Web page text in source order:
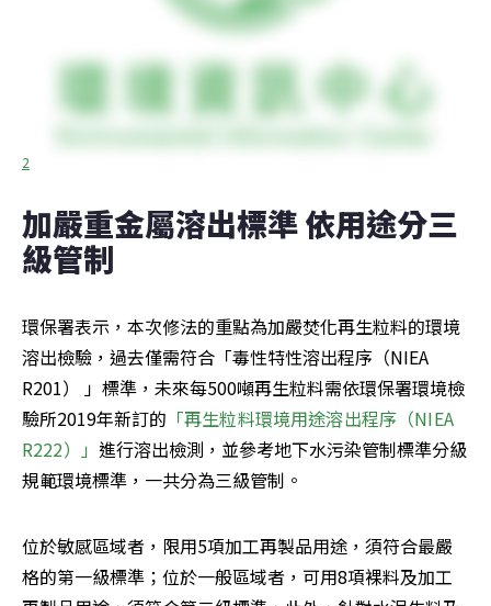
2
加嚴重金屬溶出標準 依用途分三
級管制
環保署表示，本次修法的重點為加嚴焚化再生粒料的環境
溶出檢驗，過去僅需符合「毒性特性溶出程序（NIEA
R201） 」標準，未來每500噸再生粒料需依環保署環境檢
驗所2019年新訂的 「再生粒料環境用途溶出程序（NIEA
R222）」 進行溶出檢測，並參考地下水污染管制標準分級
規範環境標準，一共分為三級管制。
位於敏感區域者，限用5項加工再製品用途，須符合最嚴
格的第一級標準；位於一般區域者，可用8項裸料及加工